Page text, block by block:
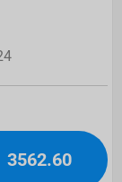
3562.60